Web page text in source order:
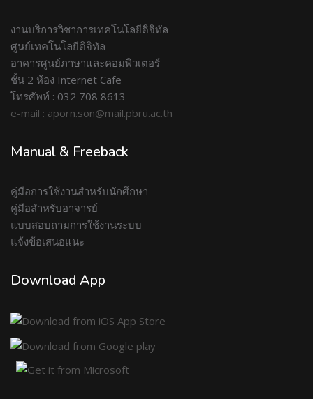
งานบริการวิชาการเทคโนโลยีดิจิทัล
ศูนย์เทคโนโลยีดิจิทัล
อาคารศูนย์ภาษาและคอมพิวเตอร์
ชั้น 2 ห้อง Internet Cafe
โทรศัพท์ : 032 708 8613
e-mail : aporn.son@mail.pbru.ac.th
Manual & Freeback
คู่มือการใช้งานสำหรับนักศึกษา
คู่มือสำหรับอาจารย์
แบบสอบถามการใช้งานระบบ
แจ้งข้อเสนอแนะ
Download App